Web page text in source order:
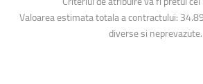
Valoarea estimata totala a contractului:
diverse si neprevazute.